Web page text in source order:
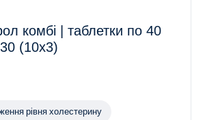
комбі | таблетки по 40
(10х3)
рівня холестерину